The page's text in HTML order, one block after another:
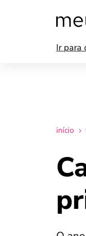
Ir para
início